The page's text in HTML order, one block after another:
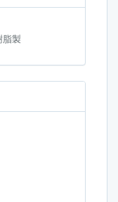
脂製